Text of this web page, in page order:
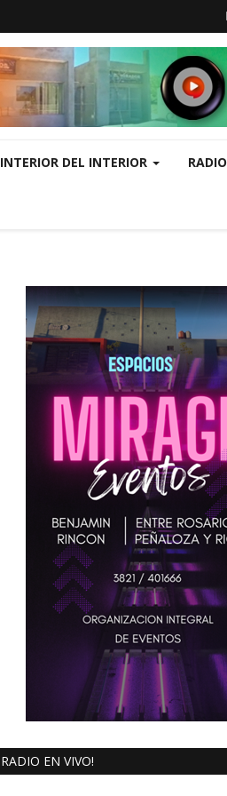
INTERIOR DEL INTERIOR RADIO
RADIO EN VIVO!